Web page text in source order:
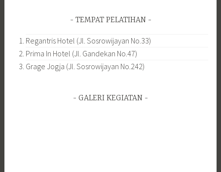
TEMPAT PELATIHAN
Regantris Hotel (Jl. Sosrowijayan No.33)
Prima In Hotel (Jl. Gandekan No.47)
Grage Jogja (Jl. Sosrowijayan No.242)
GALERI KEGIATAN